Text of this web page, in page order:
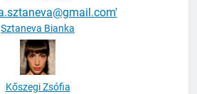
Sztaneva Bianka
Kőszegi Zsófia